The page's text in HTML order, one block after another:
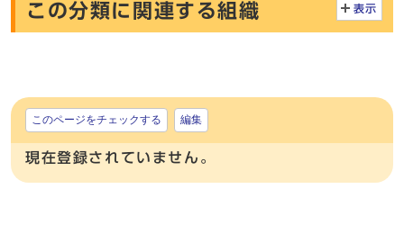
この分類に関連する組織 表示
このページをチェックする 編集
現在登録されていません。